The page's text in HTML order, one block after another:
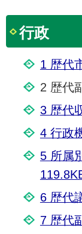
行政
1 歴代
2 歴代
3 歴代
4 行政
5 所属
6 歴代
7 歴代